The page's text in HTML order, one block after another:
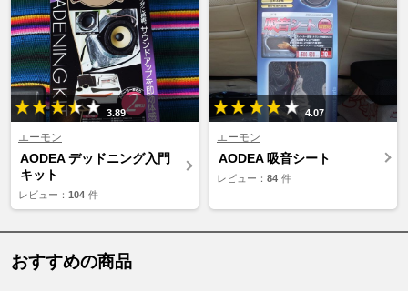
3.89
エーモン
AODEA デッドニング入門
キット
レビュー： 104 件
4.07
エーモン
AODEA 吸音シート
レビュー： 84 件
おすすめの商品